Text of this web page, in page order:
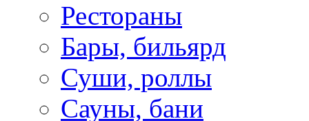
Рестораны
Бары, бильярд
Суши, роллы
Сауны, бани